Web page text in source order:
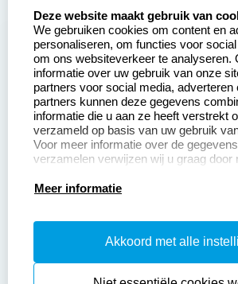
Aanvraag op maat
Betaling &
Verzending
Wederverkoper
worden
Sale
Veel
Productinformatie:
Instructiepagina
Deze website maakt gebruik van
We gebruiken cookies om content en
personaliseren, om functies voor
om ons websiteverkeer te analyseren.
informatie over uw gebruik van onze
partners voor social media, adverteren
partners kunnen deze gegevens
informatie die u aan ze heeft verstrekt
verzameld op basis van uw gebruik
Voor meer informatie over de
verzamelen verwijzen wij u graag door
Meer informatie
Akkoord met alle